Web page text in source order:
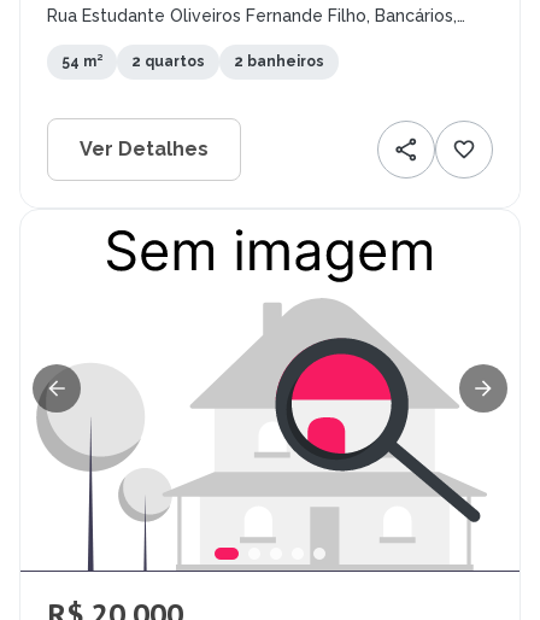
Rua Estudante Oliveiros Fernande Filho, Bancários,
54 m² 2 quartos 2 banheiros
Ver Detalhes